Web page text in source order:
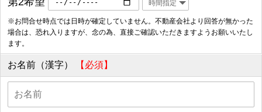
※お問合せ時点では日時が確定していません。不動産会社より回答が無かった
場合は、恐れ入りますが、念の為、直接ご確認いただきますようお願いいたし
ます。
お名前（漢字） 【必須】